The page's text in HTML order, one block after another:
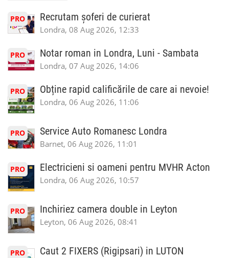
PRO Recrutam șoferi de curierat
Londra, 08 Aug 2026, 12:33
PRO Notar roman in Londra, Luni - Sambata
Londra, 07 Aug 2026, 14:06
PRO Obține rapid calificările de care ai nevoie!
Londra, 06 Aug 2026, 11:06
PRO Service Auto Romanesc Londra
Barnet, 06 Aug 2026, 11:01
PRO Electricieni si oameni pentru MVHR Acton
Londra, 06 Aug 2026, 10:57
PRO Inchiriez camera double in Leyton
Leyton, 06 Aug 2026, 08:41
PRO Caut 2 FIXERS (Rigipsari) in LUTON